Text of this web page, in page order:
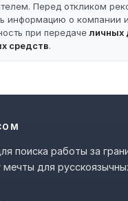
Перед откликом
информацию о компании
при передачеличных
средств.
поиска работы за
мечты для